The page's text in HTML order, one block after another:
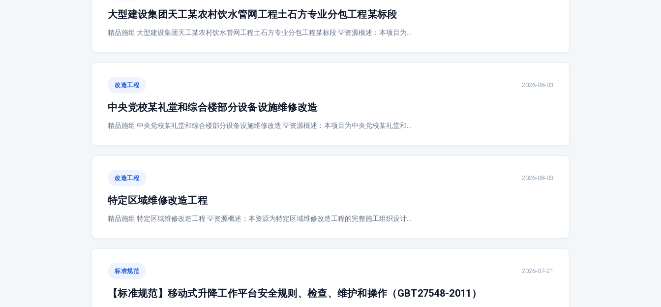
大型建设集团天工某农村饮水管网工程土石方专业分包工程某标段
精品施组 大型建设集团天工某农村饮水管网工程土石方专业分包工程某标段 💡资源概述：本项目为…
改造工程 2026-08-03
中央党校某礼堂和综合楼部分设备设施维修改造
精品施组 中央党校某礼堂和综合楼部分设备设施维修改造 💡资源概述：本项目为中央党校某礼堂和…
改造工程 2026-08-03
特定区域维修改造工程
精品施组 特定区域维修改造工程 💡资源概述：本资源为特定区域维修改造工程的完整施工组织设计…
标准规范 2026-07-21
【标准规范】移动式升降工作平台安全规则、检查、维护和操作（GBT27548-2011）